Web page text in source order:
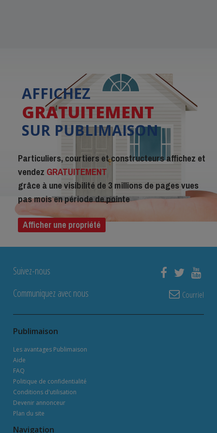
AFFICHEZ
GRATUITEMENT
SUR PUBLIMAISON
Particuliers, courtiers et constructeurs affichez et
vendez GRATUITEMENT
grâce à une visibilité de 3 millions de pages vues
pas mois en période de pointe
Afficher une propriété
Suivez-nous
Communiquez avec nous
Courriel
Publimaison
Les avantages Publimaison
Aide
FAQ
Politique de confidentialité
Conditions d'utilisation
Devenir annonceur
Plan du site
Navigation